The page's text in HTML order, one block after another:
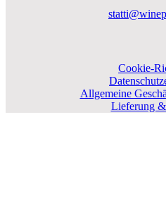
Cookie-
Allgemeine
Lieferung &